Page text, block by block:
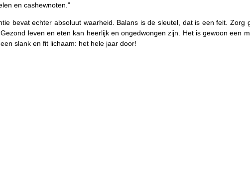
en cashewnoten.”
bevat echter absoluut waarheid. Balans is de sleutel, dat is een feit.
leven en eten kan heerlijk en ongedwongen zijn. Het is gewoon
slank en fit lichaam: het hele jaar door!